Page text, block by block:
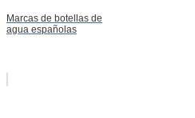
Marcas de botellas de
agua españolas